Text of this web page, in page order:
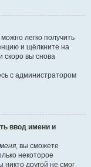
легко получить
и щёлкните на
скоро вы снова
с администратором
ввод имени и
, вы сможете
некоторое
другой не смог